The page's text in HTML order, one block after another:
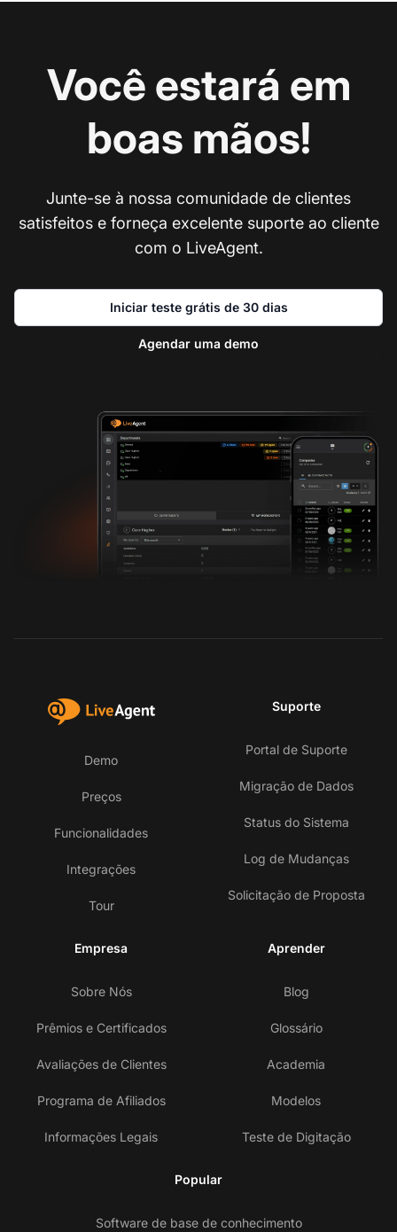
Você estará em
boas mãos!
Junte-se à nossa comunidade de clientes
satisfeitos e forneça excelente suporte ao cliente
com o LiveAgent.
Iniciar teste grátis de 30 dias
Agendar uma demo
Demo
Preços
Funcionalidades
Integrações
Tour
Suporte
Portal de Suporte
Migração de Dados
Status do Sistema
Log de Mudanças
Solicitação de Proposta
Empresa
Sobre Nós
Prêmios e Certificados
Avaliações de Clientes
Programa de Afiliados
Informações Legais
Aprender
Blog
Glossário
Academia
Modelos
Teste de Digitação
Popular
Software de base de conhecimento